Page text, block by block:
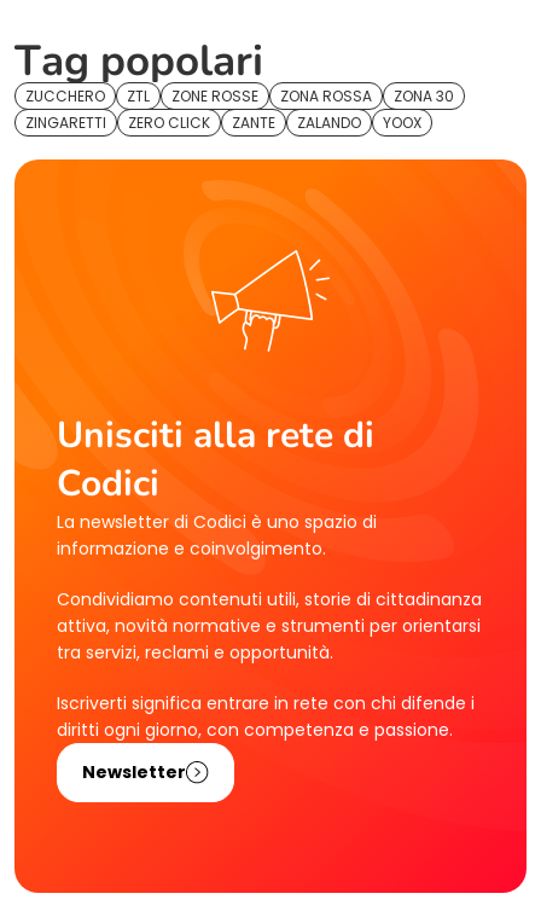
Tag popolari
ZUCCHERO ZTL ZONE ROSSE ZONA ROSSA
ZONA 30
ZINGARETTI
ZERO CLICK ZANTE ZALANDO YOOX
Unisciti alla rete di
Codici
La newsletter di Codici è uno spazio di
informazione e coinvolgimento.
Condividiamo contenuti utili, storie di cittadinanza
attiva, novità normative e strumenti per orientarsi
tra servizi, reclami e opportunità.
Iscriverti significa entrare in rete con chi difende i
diritti ogni giorno, con competenza e passione.
Newsletter